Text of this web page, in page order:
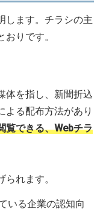
します。チラシの主
りです。
体を指し、新聞折込
よる配布方法があり
覧できる、Webチラ
れます。
いる企業の認知向